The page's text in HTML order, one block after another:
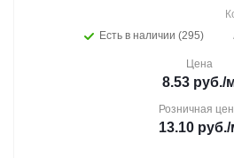
Есть в наличии (295)
Цена
8.53 руб./
Розничная
13.10руб./